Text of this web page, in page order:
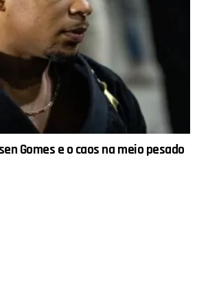
Gomes e o caos na meio pesado